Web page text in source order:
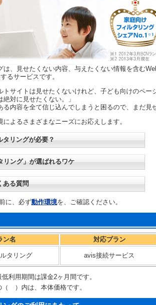
は、見せたくない内容、与えたくない情報を含む
るサービスです。
トサイトは見せたくないけれど、子ども向けのペー
絶対に見せたくない。」
る内容を全て信じ込んでしまうと困るので、まだ見
によるさまざまなニーズにお応えします。
タリングが必要？
リング」が選ばれるワケ
ある質問
、必ず動作環境を、ご確認ください。
ン名 対応プラン
タリング avis接続サービス
利用期間は課金2ヶ月間です。
（ ）内は、本体価格です。